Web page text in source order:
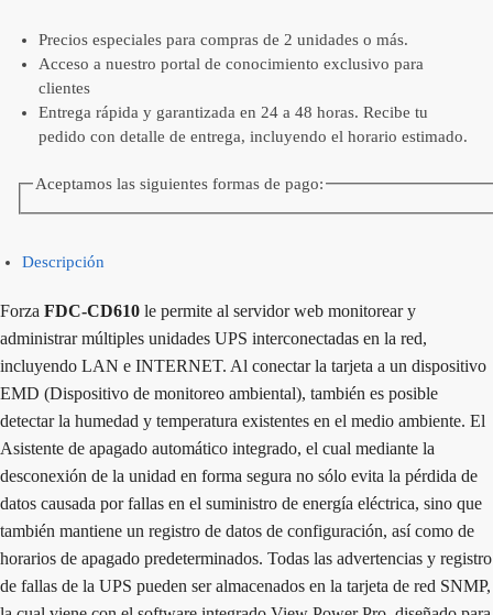
Precios especiales para compras de 2 unidades o más.
Acceso a nuestro portal de conocimiento exclusivo para
clientes
Entrega rápida y garantizada en 24 a 48 horas. Recibe tu
pedido con detalle de entrega, incluyendo el horario estimado.
Aceptamos las siguientes formas de pago:
Descripción
Forza FDC-CD610 le permite al servidor web monitorear y
administrar múltiples unidades UPS interconectadas en la red,
incluyendo LAN e INTERNET. Al conectar la tarjeta a un dispositivo
EMD (Dispositivo de monitoreo ambiental), también es posible
detectar la humedad y temperatura existentes en el medio ambiente. El
Asistente de apagado automático integrado, el cual mediante la
desconexión de la unidad en forma segura no sólo evita la pérdida de
datos causada por fallas en el suministro de energía eléctrica, sino que
también mantiene un registro de datos de configuración, así como de
horarios de apagado predeterminados. Todas las advertencias y registro
de fallas de la UPS pueden ser almacenados en la tarjeta de red SNMP,